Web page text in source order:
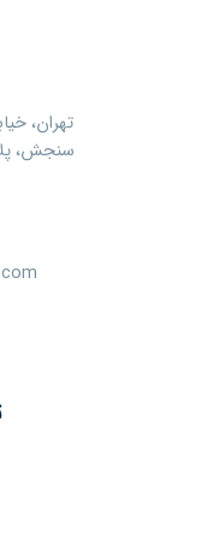
تهران،
سنجش، پلاک ۲۲، واحد ۸،